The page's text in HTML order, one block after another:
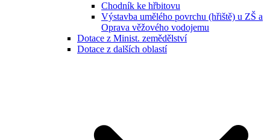
Chodník ke hřbitovu
Výstavba umělého povrchu (hřiště) u ZŠ a
Oprava věžového vodojemu
Dotace z Minist. zemědělství
Dotace z dalších oblastí